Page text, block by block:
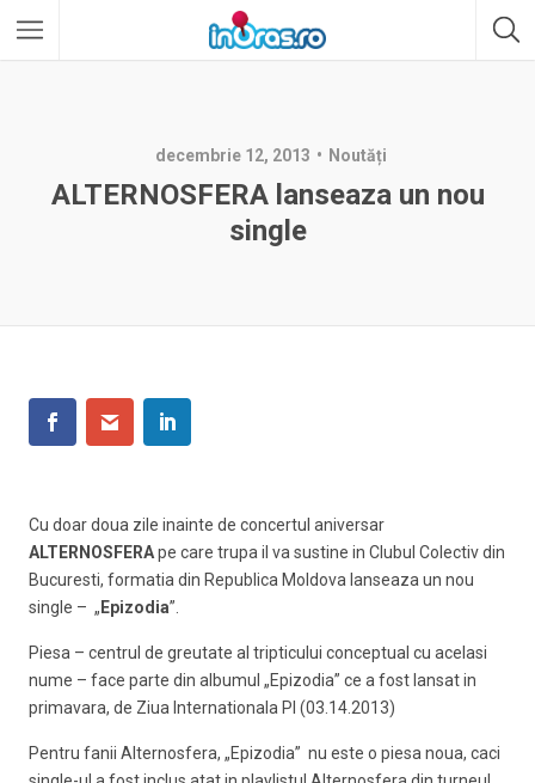
decembrie 12, 2013 Noutăți
ALTERNOSFERA lanseaza un nou
single
Cu doar doua zile inainte de concertul aniversar
ALTERNOSFERApe care trupa il va sustine in Clubul Colectiv din
Bucuresti, formatia din Republica Moldova lanseaza un nou
single – „ Epizodia”.
Piesa – centrul de greutate al tripticului conceptual cu acelasi
nume – face parte din albumul „Epizodia” ce a fost lansat in
primavara, de Ziua Internationala PI (03.14.2013)
Pentru fanii Alternosfera, „Epizodia” nu este o piesa noua, caci